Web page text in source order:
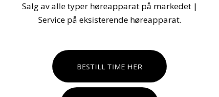
Salg av alle typer høreapparat på markedet |
Service på eksisterende høreapparat.
BESTILL TIME HER